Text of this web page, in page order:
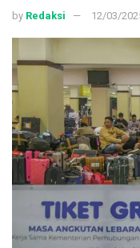
by Redaksi 12/03/